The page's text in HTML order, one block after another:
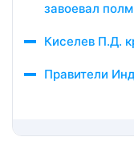
завоевал
Киселев П.Д.
Правители